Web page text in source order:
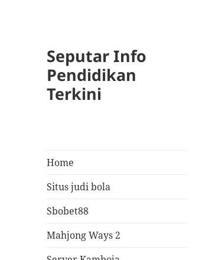
Seputar Info
Pendidikan
Terkini
Home
Situs judi bola
Sbobet88
Mahjong Ways 2